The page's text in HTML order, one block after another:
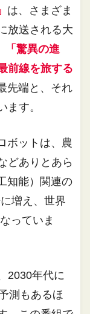
は、さまざま
放送される大
「驚異の進
前線を旅する
先端と、それ
ます。
ボットは、農
どありとあら
知能）関連の
増え、世界
っていま
2030年代に
測もあるほ